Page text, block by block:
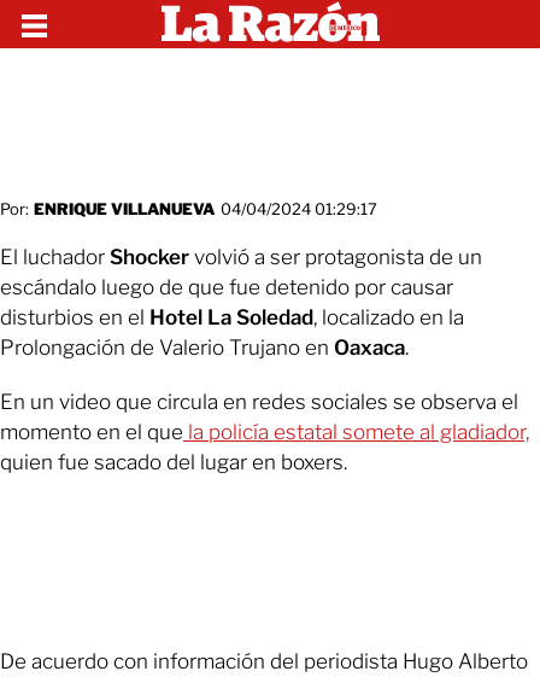
Por: ENRIQUE VILLANUEVA 04/04/2024 01:29:17
El luchador Shocker volvió a ser protagonista de un
escándalo luego de que fue detenido por causar
disturbios en el Hotel La Soledad, localizado en la
Prolongación de Valerio Trujano en Oaxaca.
En un video que circula en redes sociales se observa el
momento en el que la policía estatal somete al gladiador,
quien fue sacado del lugar en boxers.
De acuerdo con información del periodista Hugo Alberto